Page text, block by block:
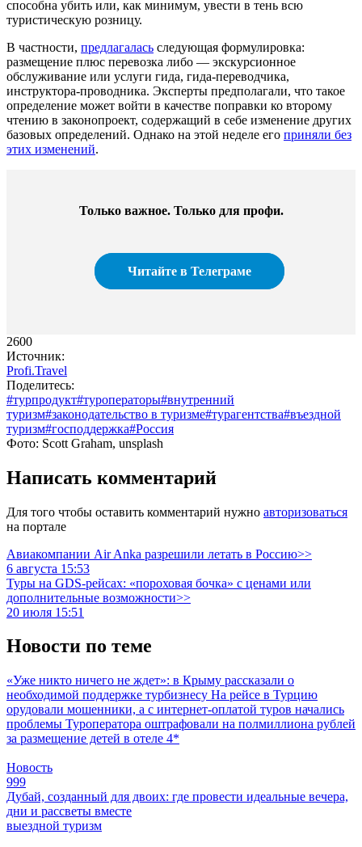
способна убить или, как минимум, увести в тень всю
туристическую розницу.
В частности, предлагалась следующая формулировка:
размещение плюс перевозка либо — экскурсионное
обслуживание или услуги гида, гида-переводчика,
инструктора-проводника. Эксперты предполагали, что такое
определение может войти в качестве поправки ко второму
чтению в законопроект, содержащий в себе изменение других
базовых определений. Однако на этой неделе его приняли без
этих изменений.
Только важное. Только для профи.​
Читайте в Телеграме
2600
Источник:
Profi.Travel
Поделитесь:
#турпродукт#туроператоры#внутренний
туризм#законодательство в туризме#турагентства#въездной
туризм#господдержка#Россия
Фото: Scott Graham, unsplash
Написать комментарий
Для того чтобы оставить комментарий нужно авторизоваться
на портале
Авиакомпании Air Anka разрешили летать в Россию>>
6 августа 15:53
Туры на GDS-рейсах: «пороховая бочка» с ценами или
дополнительные возможности>>
20 июля 15:51
Новости по теме
«Уже никто ничего не ждет»: в Крыму рассказали о
необходимой поддержке турбизнесу На рейсе в Турцию
орудовали мошенники, а с интернет-оплатой туров начались
проблемы Туроператора оштрафовали на полмиллиона рублей
за размещение детей в отеле 4*
Новость
999
Дубай, созданный для двоих: где провести идеальные вечера,
дни и рассветы вместе
выездной туризм